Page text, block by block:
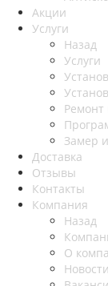
Акции
Услуги
Назад
Услуги
Ремонт
Замер
Доставка
Отзывы
Контакты
Компания
Назад
О
Новости